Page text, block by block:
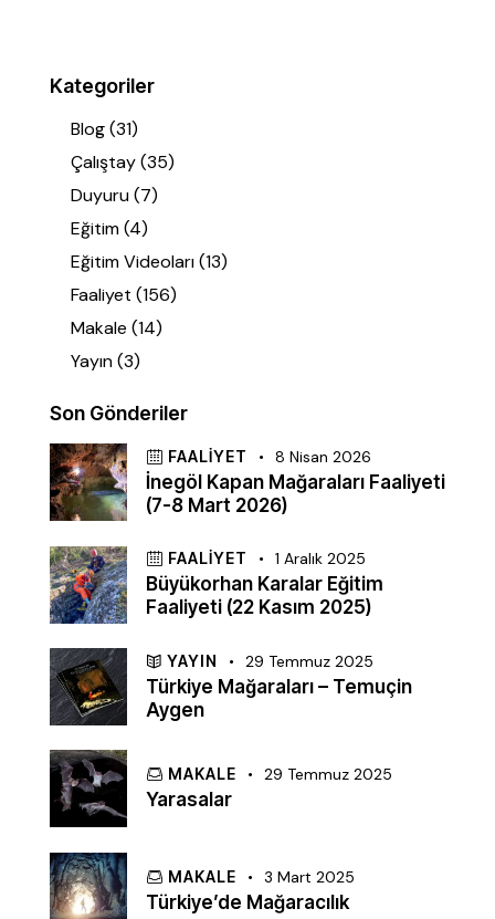
Kategoriler
Blog(31)
Çalıştay(35)
Duyuru(7)
Eğitim(4)
Eğitim Videoları(13)
Faaliyet (156)
Makale (14)
Yayın(3)
Son Gönderiler
FAALIYET 8 Nisan 2026
İnegöl Kapan Mağaraları Faaliyeti
(7-8 Mart 2026)
FAALIYET 1 Aralık 2025
Büyükorhan Karalar Eğitim
Faaliyeti (22 Kasım 2025)
YAYIN 29 Temmuz 2025
Türkiye Mağaraları – Temuçin
Aygen
MAKALE 29 Temmuz 2025
Yarasalar
MAKALE 3 Mart 2025
Türkiye’de Mağaracılık